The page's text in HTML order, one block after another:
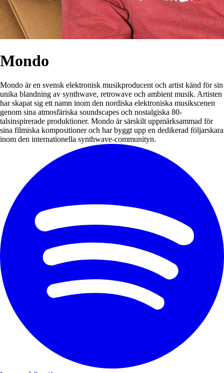
Mondo
Mondo är en svensk elektronisk musikproducent och artist känd för sin
unika blandning av synthwave, retrowave och ambient musik. Artisten
har skapat sig ett namn inom den nordiska elektroniska musikscenen
genom sina atmosfäriska soundscapes och nostalgiska 80-
talsinspirerade produktioner. Mondo är särskilt uppmärksammad för
sina filmiska kompositioner och har byggt upp en dedikerad följarskara
inom den internationella synthwave-communityn.